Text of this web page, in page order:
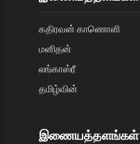
கதிரவன் காணொளி
மனிதன்
லங்காஸ்ரீ
தமிழ்வின்
இணையத்தளங்கள்